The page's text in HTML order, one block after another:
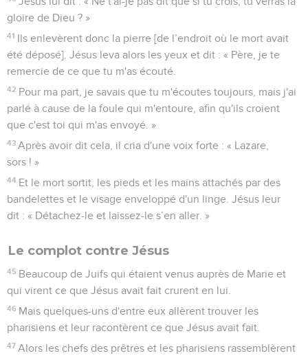
gloire de Dieu ? »
41 Ils enlevèrent donc la pierre [de l’endroit où le mort avait
été déposé]. Jésus leva alors les yeux et dit : « Père, je te
remercie de ce que tu m'as écouté.
42 Pour ma part, je savais que tu m'écoutes toujours, mais j'ai
parlé à cause de la foule qui m'entoure, afin qu'ils croient
que c'est toi qui m'as envoyé. »
43 Après avoir dit cela, il cria d'une voix forte : « Lazare,
sors ! »
44 Et le mort sortit, les pieds et les mains attachés par des
bandelettes et le visage enveloppé d'un linge. Jésus leur
dit : « Détachez-le et laissez-le s’en aller. »
Le complot contre Jésus
45 Beaucoup de Juifs qui étaient venus auprès de Marie et
qui virent ce que Jésus avait fait crurent en lui.
46 Mais quelques-uns d'entre eux allèrent trouver les
pharisiens et leur racontèrent ce que Jésus avait fait.
47 Alors les chefs des prêtres et les pharisiens rassemblèrent